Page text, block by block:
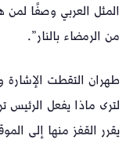
المثل العربي وصفًا
من الرمضاء بالنار”.
طهران التقطت
لترى ماذا يفعل
يقرر القفز منها إلى